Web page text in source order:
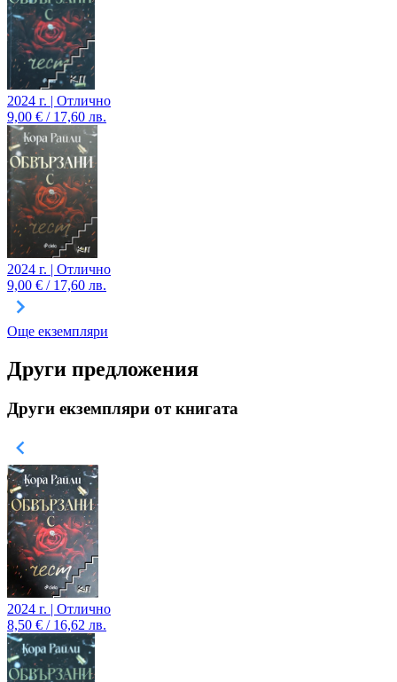
2024 г. | Отлично
9,00 € / 17,60 лв.
2024 г. | Отлично
9,00 € / 17,60 лв.
Още екземпляри
Други предложения
Други екземпляри от книгата
2024 г. | Отлично
8,50 € / 16,62 лв.